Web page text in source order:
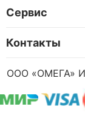
Сервис
Контакты
ООО «ОМЕГА»